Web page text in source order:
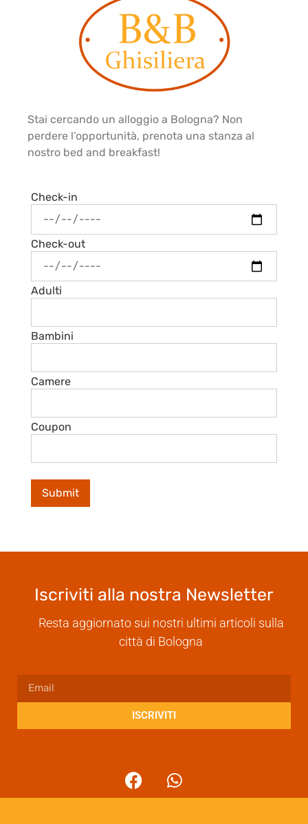
Stai cercando un alloggio a Bologna? Non
perdere l’opportunità, prenota una stanza al
nostro bed and breakfast!
Check-in
Check-out
Adulti
Bambini
Camere
Coupon
Iscriviti alla nostra Newsletter
Resta aggiornato sui nostri ultimi articoli sulla
città di Bologna
ISCRIVITI